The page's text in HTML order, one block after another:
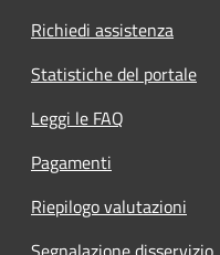
Richiedi assistenza
Statistiche del portale
Leggi le FAQ
Pagamenti
Riepilogo valutazioni